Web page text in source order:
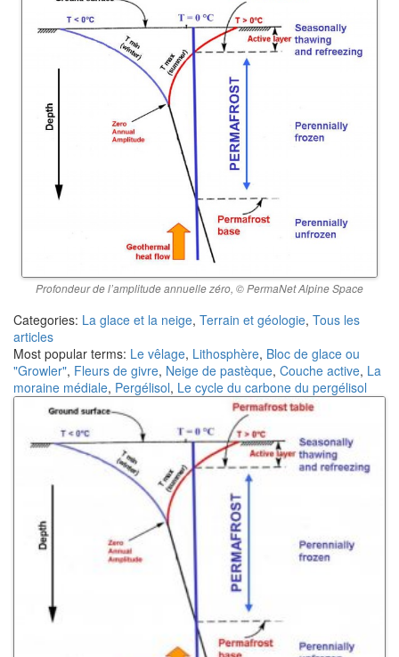
Profondeur de l’amplitude annuelle zéro, © PermaNet Alpine Space
Categories: La glace et la neige, Terrain et géologie, Tous les
articles
Most popular terms: Le vêlage, Lithosphère, Bloc de glace ou
"Growler", Fleurs de givre, Neige de pastèque, Couche active, La
moraine médiale, Pergélisol, Le cycle du carbone du pergélisol